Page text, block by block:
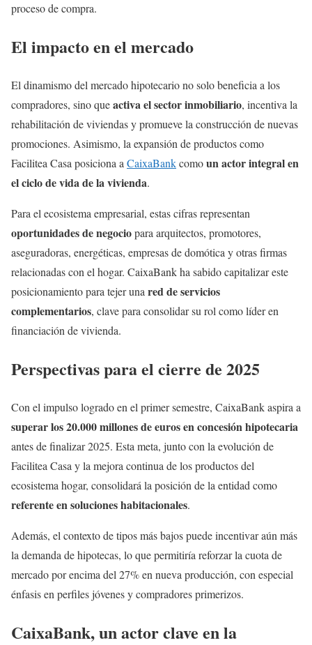
proceso de compra.
El impacto en el mercado
El dinamismo del mercado hipotecario no solo beneficia a los
compradores, sino queactiva el sector inmobiliario, incentiva la
rehabilitación de viviendas y promueve la construcción de nuevas
promociones. Asimismo, la expansión de productos como
Facilitea Casa posiciona a CaixaBankcomoun actor integral en
el ciclo de vida de la vivienda.
Para el ecosistema empresarial, estas cifras representan
oportunidades de negociopara arquitectos, promotores,
aseguradoras, energéticas, empresas de domótica y otras firmas
relacionadas con el hogar. CaixaBank ha sabido capitalizar este
posicionamiento para tejer una red de servicios
complementarios, clave para consolidar su rol como líder en
financiación de vivienda.
Perspectivas para el cierre de 2025
Con el impulso logrado en el primer semestre, CaixaBank aspira a
superar los 20.000 millones de euros en concesión hipotecaria
antes de finalizar 2025. Esta meta, junto con la evolución de
Facilitea Casa y la mejora continua de los productos del
ecosistema hogar, consolidará la posición de la entidad como
referente en soluciones habitacionales.
Además, el contexto de tipos más bajos puede incentivar aún más
la demanda de hipotecas, lo que permitiría reforzar la cuota de
mercado por encima del 27% en nueva producción, con especial
énfasis en perfiles jóvenes y compradores primerizos.
CaixaBank, un actor clave en la